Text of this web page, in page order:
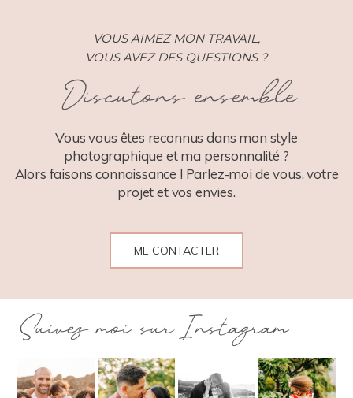
POST COMMENT
VOUS AIMEZ MON TRAVAIL,
VOUS AVEZ DES QUESTIONS ?
Discutons ensemble
Vous vous êtes reconnus dans mon style
photographique et ma personnalité ?
Alors faisons connaissance ! Parlez-moi de vous, votre
projet et vos envies.
ME CONTACTER
Suivez moi sur Instagram